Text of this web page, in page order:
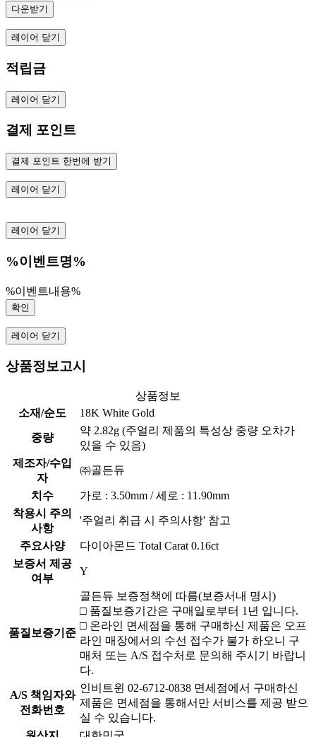
다운받기
레이어 닫기
적립금
레이어 닫기
결제 포인트
결제 포인트 한번에 받기
레이어 닫기
레이어 닫기
%이벤트명%
%이벤트내용%
확인
레이어 닫기
상품정보고시
상품정보
소재/순도
18K White Gold
중량
약 2.82g (주얼리 제품의 특성상 중량 오차가
있을 수 있음)
제조자/수입
자
㈜골든듀
치수
가로 : 3.50mm / 세로 : 11.90mm
착용시 주의
사항
'주얼리 취급 시 주의사항' 참고
주요사양
다이아몬드 Total Carat 0.16ct
보증서 제공
여부
Y
품질보증기준
골든듀 보증정책에 따름(보증서내 명시)
□ 품질보증기간은 구매일로부터 1년 입니다.
□ 온라인 면세점을 통해 구매하신 제품은 오프
라인 매장에서의 수선 접수가 불가 하오니 구
매처 또는 A/S 접수처로 문의해 주시기 바랍니
다.
A/S 책임자와
전화번호
인비트윈 02-6712-0838 면세점에서 구매하신
제품은 면세점을 통해서만 서비스를 제공 받으
실 수 있습니다.